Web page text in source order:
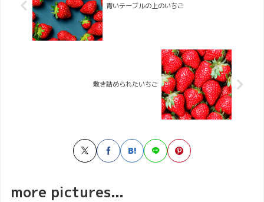
青いテーブルの上のいちご
敷き詰められたいちご
more pictures...